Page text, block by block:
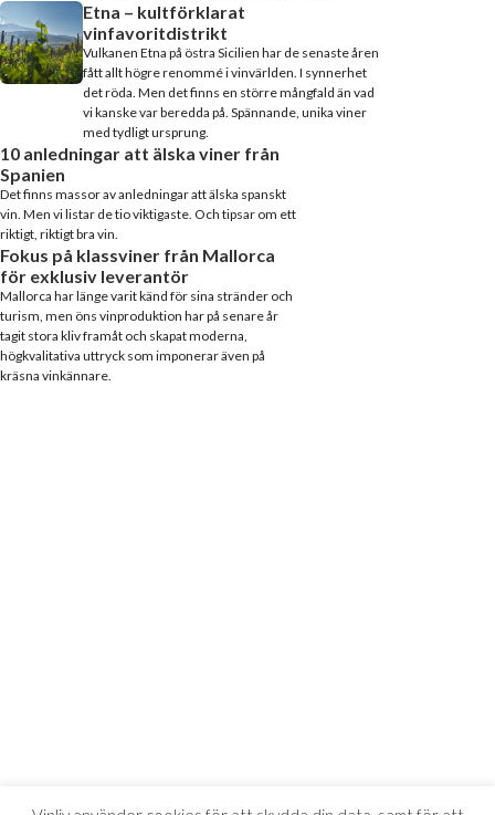
Etna – kultförklarat
vinfavoritdistrikt
Vulkanen Etna på östra Sicilien har de senaste åren
fått allt högre renommé i vinvärlden. I synnerhet
det röda. Men det finns en större mångfald än vad
vi kanske var beredda på. Spännande, unika viner
med tydligt ursprung.
10 anledningar att älska viner från
Spanien
Det finns massor av anledningar att älska spanskt
vin. Men vi listar de tio viktigaste. Och tipsar om ett
riktigt, riktigt bra vin.
Fokus på klassviner från Mallorca
för exklusiv leverantör
Mallorca har länge varit känd för sina stränder och
turism, men öns vinproduktion har på senare år
tagit stora kliv framåt och skapat moderna,
högkvalitativa uttryck som imponerar även på
kräsna vinkännare.